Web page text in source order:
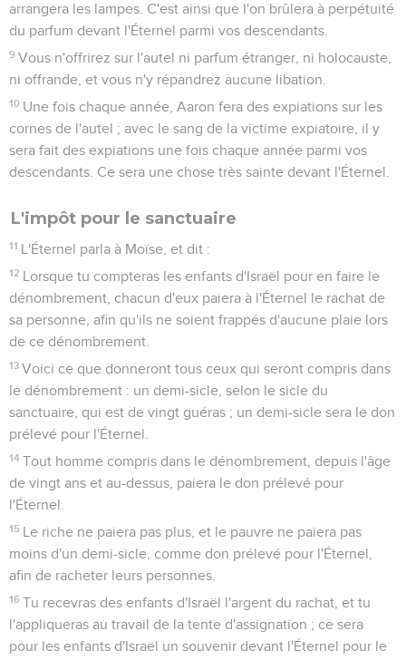
arrangera les lampes. C'est ainsi que l'on brûlera à perpétuité
du parfum devant l'Éternel parmi vos descendants.
9 Vous n'offrirez sur l'autel ni parfum étranger, ni holocauste,
ni offrande, et vous n'y répandrez aucune libation.
10 Une fois chaque année, Aaron fera des expiations sur les
cornes de l'autel ; avec le sang de la victime expiatoire, il y
sera fait des expiations une fois chaque année parmi vos
descendants. Ce sera une chose très sainte devant l'Éternel.
L'impôt pour le sanctuaire
11 L'Éternel parla à Moïse, et dit :
12 Lorsque tu compteras les enfants d'Israël pour en faire le
dénombrement, chacun d'eux paiera à l'Éternel le rachat de
sa personne, afin qu'ils ne soient frappés d'aucune plaie lors
de ce dénombrement.
13 Voici ce que donneront tous ceux qui seront compris dans
le dénombrement : un demi-sicle, selon le sicle du
sanctuaire, qui est de vingt guéras ; un demi-sicle sera le don
prélevé pour l'Éternel.
14 Tout homme compris dans le dénombrement, depuis l'âge
de vingt ans et au-dessus, paiera le don prélevé pour
l'Éternel.
15 Le riche ne paiera pas plus, et le pauvre ne paiera pas
moins d'un demi-sicle, comme don prélevé pour l'Éternel,
afin de racheter leurs personnes.
16 Tu recevras des enfants d'Israël l'argent du rachat, et tu
l'appliqueras au travail de la tente d'assignation ; ce sera
pour les enfants d'Israël un souvenir devant l'Éternel pour le